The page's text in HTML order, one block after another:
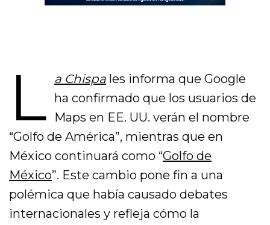
L a Chispales informa que Google
ha confirmado que los usuarios de
Maps en EE. UU. verán el nombre
“Golfo de América”, mientras que en
México continuará como “Golfo de
México”. Este cambio pone fin a una
polémica que había causado debates
internacionales y refleja cómo la